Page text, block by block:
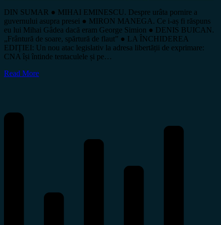
DIN SUMAR ● MIHAI EMINESCU. Despre urâta pornire a
guvernului asupra presei ● MIRON MANEGA. Ce i-aș fi răspuns
eu lui Mihai Gâdea dacă eram George Simion ● DENIS BUICAN.
„Frântură de soare, spărtură de flaut” ● LA ÎNCHIDEREA
EDIȚIEI: Un nou atac legislativ la adresa libertății de exprimare:
CNA își întinde tentaculele și pe…
Read More